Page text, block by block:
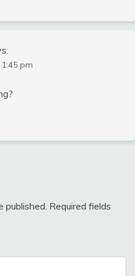
pm
published. Required fields